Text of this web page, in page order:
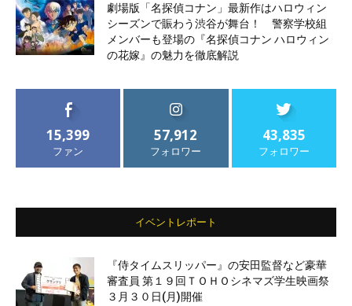
劇場版「名探偵コナン」最新作はハロウィン
シーズンで賑わう渋谷が舞台！ 警察学校組
メンバーも登場の『名探偵コナン ハロウィン
の花嫁』の魅力を徹底解説
15,399
ファン
57,912
フォロワー
43,835
フォロワー
イベントレポート
『侍タイムスリッパー』の安田監督など豪華
審査員 第１９回ＴＯＨＯシネマズ学生映画祭
３月３０日(月)開催